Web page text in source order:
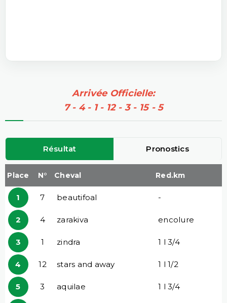
Arrivée Officielle:
7 - 4 - 1 - 12 - 3 - 15 - 5
Résultat Pronostics
Place N° Cheval Red.km
1 7 beautifoal -
2 4 zarakiva encolure
3 1 zindra 1 l 3/4
4 12 stars and away 1 l 1/2
5 3 aquilae 1 l 3/4